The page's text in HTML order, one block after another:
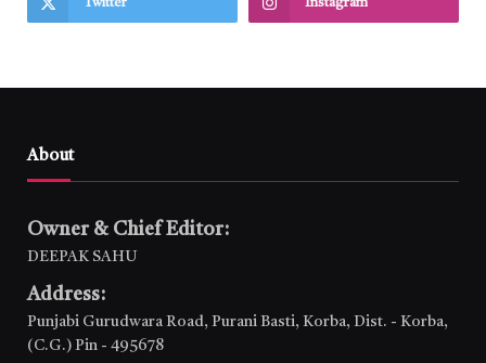
Twitter Instagram
About
Owner & Chief Editor:
DEEPAK SAHU
Address:
Punjabi Gurudwara Road, Purani Basti, Korba, Dist. - Korba,
(C.G.) Pin - 495678